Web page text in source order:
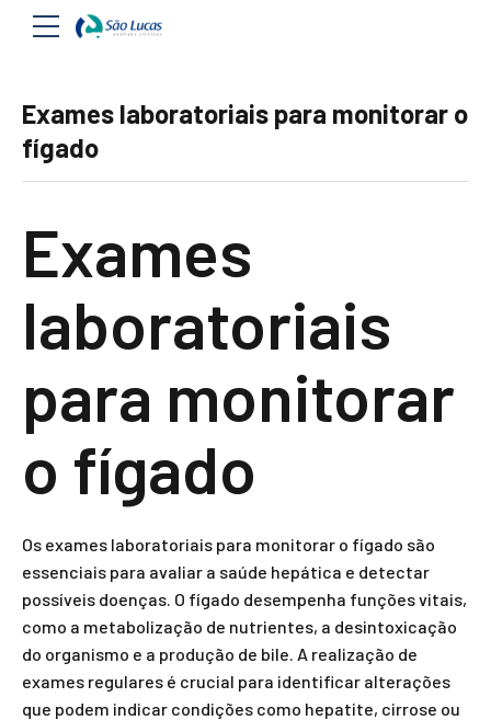
Exames laboratoriais para monitorar o
fígado
Exames
laboratoriais
para monitorar
o fígado
Os exames laboratoriais para monitorar o fígado são
essenciais para avaliar a saúde hepática e detectar
possíveis doenças. O fígado desempenha funções vitais,
como a metabolização de nutrientes, a desintoxicação
do organismo e a produção de bile. A realização de
exames regulares é crucial para identificar alterações
que podem indicar condições como hepatite, cirrose ou